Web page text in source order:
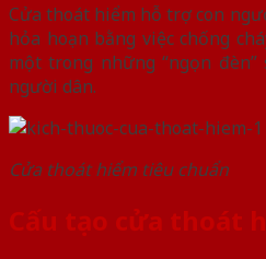
Cửa thoát hiểm hỗ trợ con
hỏa hoạn bằng việc chống
một trong những “ngọn
người dân.
Cửa thoát hiểm tiêu chuẩn
Cấu tạo cửa thoát